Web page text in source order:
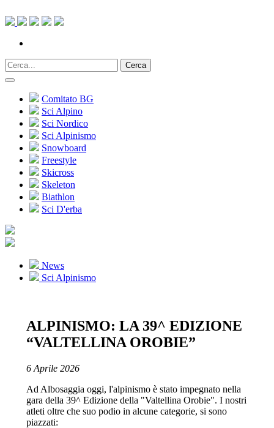
Cerca
Comitato BG
Sci Alpino
Sci Nordico
Sci Alpinismo
Snowboard
Freestyle
Skicross
Skeleton
Biathlon
Sci D'erba
News
Sci Alpinismo
ALPINISMO: LA 39^ EDIZIONE
“VALTELLINA OROBIE”
6 Aprile 2026
Ad Albosaggia oggi, l'alpinismo è stato impegnato nella
gara della 39^ Edizione della "Valtellina Orobie". I nostri
atleti oltre che suo podio in alcune categorie, si sono
piazzati: